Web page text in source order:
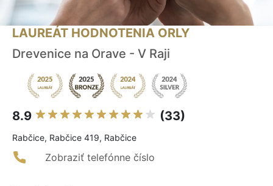
LAUREÁT HODNOTENIA ORLY
Drevenice na Orave - V Raji
8.9 (33)
Rabčice, Rabčice 419, Rabčice
Zobraziť telefónne číslo